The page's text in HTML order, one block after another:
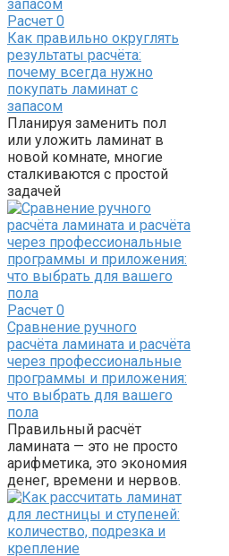
Расчет 0
Как правильно округлять
результаты расчёта:
почему всегда нужно
покупать ламинат с
запасом
Планируя заменить пол
или уложить ламинат в
новой комнате, многие
сталкиваются с простой
задачей
Расчет 0
Сравнение ручного
расчёта ламината и расчёта
через профессиональные
программы и приложения:
что выбрать для вашего
пола
Правильный расчёт
ламината — это не просто
арифметика, это экономия
денег, времени и нервов.